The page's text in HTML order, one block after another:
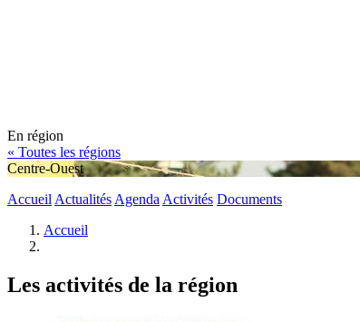
En région
« Toutes les régions
Centre-Ouest
Accueil Actualités Agenda Activités Documents
Accueil
Les activités de la région